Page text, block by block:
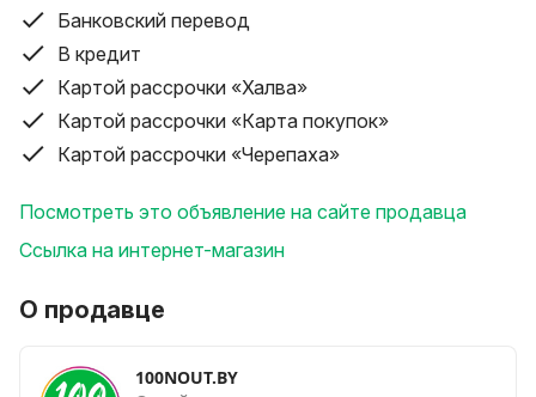
• 12 месяцев официальная гарантия
• +24 месяца расширенное сервисное обслуживание
--------------------------------------------
Доставка:
• По Минску — день в день (при заказе до 16:00)
• По всей Беларуси — на следующий день
характеристик при курьере
--------------------------------------------
• Наличный и безналичный расчёт. Работаем с
• Рассрочка, карты: Магнит, Халва, Черепаха, Карта
покупок, Карта FUN, SMART карта.
Банковский перевод
В кредит
Картой рассрочки «Халва»
Картой рассрочки «Карта покупок»
Картой рассрочки «Черепаха»
Посмотреть это объявление на сайте продавца
Ссылка на интернет-магазин
О продавце
100NOUT.BY